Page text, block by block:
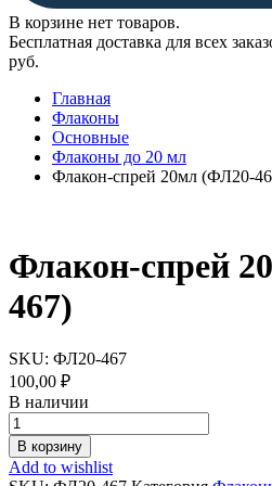
В корзине нет товаров.
Бесплатная доставка для всех
руб.
Главная
Флаконы
Основные
Флаконы до 20 мл
Флакон-спрей 20мл (ФЛ20-
Флакон-спрей
467)
SKU: ФЛ20-467
100,00 ₽
В наличии
Флакон-
спрей
20мл
(ФЛ20-
В корзину
Add to wishlist